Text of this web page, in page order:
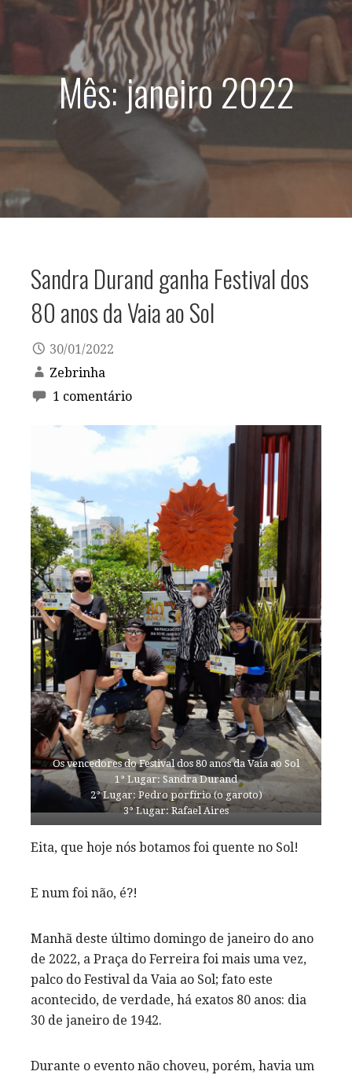
Mês: janeiro 2022
Sandra Durand ganha Festival dos
80 anos da Vaia ao Sol
30/01/2022
Zebrinha
1 comentário
Os vencedores do Festival dos 80 anos da Vaia ao Sol
1° Lugar: Sandra Durand
2° Lugar: Pedro porfírio (o garoto)
3° Lugar: Rafael Aires
Eita, que hoje nós botamos foi quente no Sol!
E num foi não, é?!
Manhã deste último domingo de janeiro do ano
de 2022, a Praça do Ferreira foi mais uma vez,
palco do Festival da Vaia ao Sol; fato este
acontecido, de verdade, há exatos 80 anos: dia
30 de janeiro de 1942.
Durante o evento não choveu, porém, havia um